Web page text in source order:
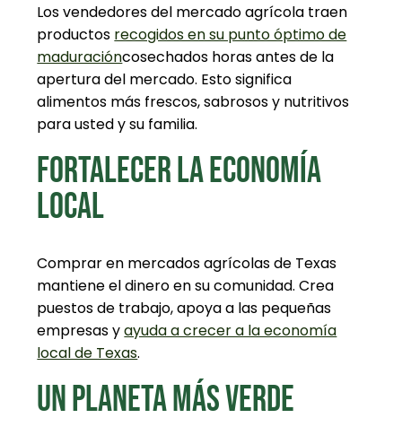
Los vendedores del mercado agrícola traen
productos recogidos en su punto óptimo de
maduracióncosechados horas antes de la
apertura del mercado. Esto significa
alimentos más frescos, sabrosos y nutritivos
para usted y su familia.
FORTALECER LA ECONOMÍA
LOCAL
Comprar en mercados agrícolas de Texas
mantiene el dinero en su comunidad. Crea
puestos de trabajo, apoya a las pequeñas
empresas yayuda a crecer a la economía
local de Texas.
UN PLANETA MÁS VERDE